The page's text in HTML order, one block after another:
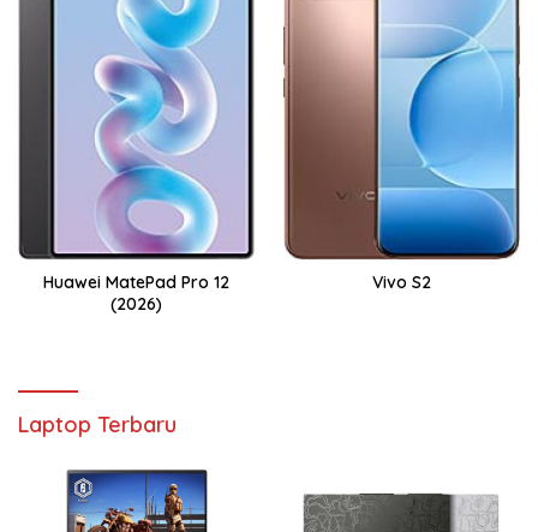
Huawei MatePad Pro 12
(2026)
Vivo S2
Laptop Terbaru